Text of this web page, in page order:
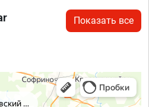
Показать все